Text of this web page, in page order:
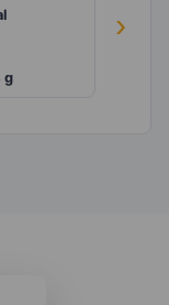
›
g